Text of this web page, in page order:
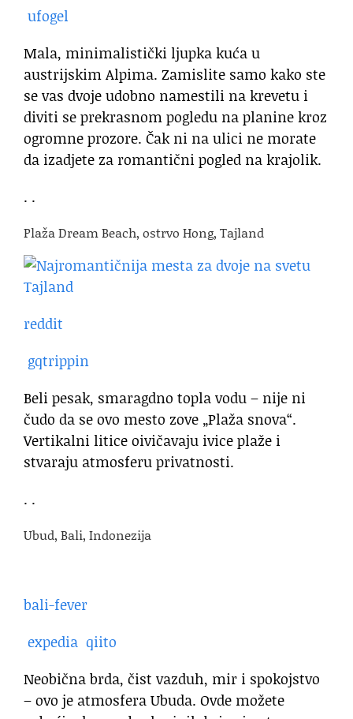
ufogel
Mala, minimalistički ljupka kuća u
austrijskim Alpima. Zamislite samo kako ste
se vas dvoje udobno namestili na krevetu i
diviti se prekrasnom pogledu na planine kroz
ogromne prozore. Čak ni na ulici ne morate
da izadjete za romantični pogled na krajolik.
. .
Plaža Dream Beach, ostrvo Hong, Tajland
reddit
gqtrippin
Beli pesak, smaragdno topla vodu – nije ni
čudo da se ovo mesto zove „Plaža snova“.
Vertikalni litice oivičavaju ivice plaže i
stvaraju atmosferu privatnosti.
. .
Ubud, Bali, Indonezija
bali-fever
expedia qiito
Neobična brda, čist vazduh, mir i spokojstvo
– ovo je atmosfera Ubuda. Ovde možete